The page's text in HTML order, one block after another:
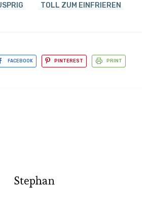
TOLL ZUM EINFRIEREN
FACEBOOK PINTEREST PRINT
Stephan